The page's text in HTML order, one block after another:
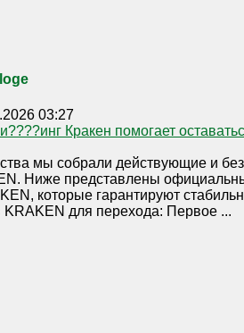
03:27
Кракен помогает
мы собрали действующие и
Ниже представлены
которые гарантируют
KRAKEN для перехода: Первое ...